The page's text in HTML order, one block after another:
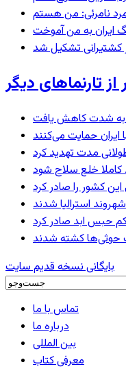
ایران به من آموخت
کشتیرانی تشکیل شد
از تارنماهای دیگر
به شدت کاهش یافت
حمایت می‌کنند
مدت تهدید کرد
خلع سلاح شود
کشور را صادر کرد
استرالیا شدند
حبس ابد صادر کرد
بایگانی نسخه قدیم سایت
تماس با ما
درباره ما
بین المللی
معرفی کتاب